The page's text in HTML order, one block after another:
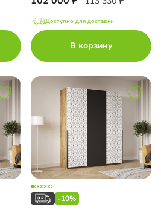
Доступно для доставки
В корзину
-10%